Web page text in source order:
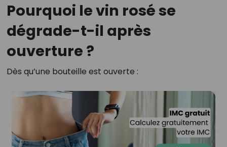
Pourquoi le vin rosé se
dégrade-t-il après
ouverture ?
Dès qu’une bouteille est ouverte :